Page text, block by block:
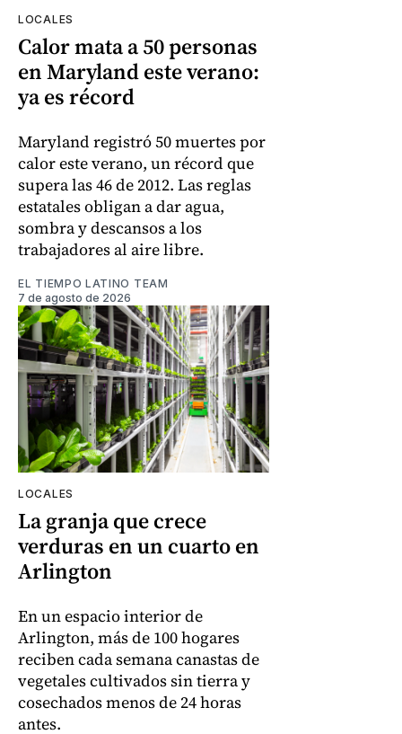
LOCALES
Calor mata a 50 personas
en Maryland este verano:
ya es récord
Maryland registró 50 muertes por
calor este verano, un récord que
supera las 46 de 2012. Las reglas
estatales obligan a dar agua,
sombra y descansos a los
trabajadores al aire libre.
EL TIEMPO LATINO TEAM
7 de agosto de 2026
LOCALES
La granja que crece
verduras en un cuarto en
Arlington
En un espacio interior de
Arlington, más de 100 hogares
reciben cada semana canastas de
vegetales cultivados sin tierra y
cosechados menos de 24 horas
antes.